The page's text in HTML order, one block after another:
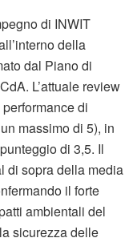
di INWIT
della
dal Piano di
L’attuale review
di
massimo di 5), in
di 3,5. Il
di sopra della media
il forte
ambientali del
sicurezza delle